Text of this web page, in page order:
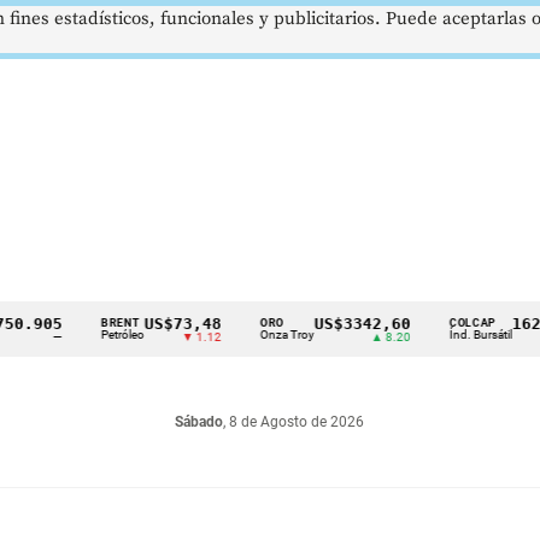
BRENT
Petróleo
US$73,48
▼ 1.12 Onza Troy
US$3342,60
▲ 8.20
COLCAP
Índ. Bursátil
Sábado, 8 de Agosto de 2026
estadísticos, funcionales y publicitarios. Puede aceptarlas